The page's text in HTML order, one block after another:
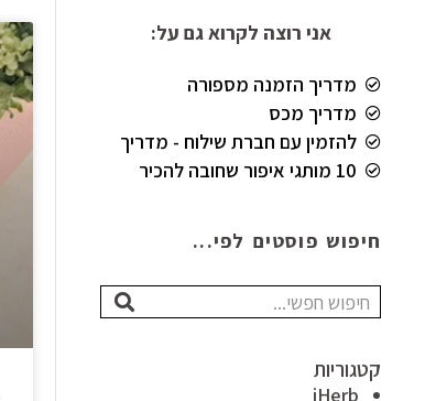
אני רוצה לקרוא גם על:
מדריך הזמנה מספורה
מדריך מכס
להזמין עם חברת שילוח - מדריך
10 מותגי איפור שחובה להכיר
חיפוש פוסטים לפי...
חיפוש
קטגוריות
iHerb